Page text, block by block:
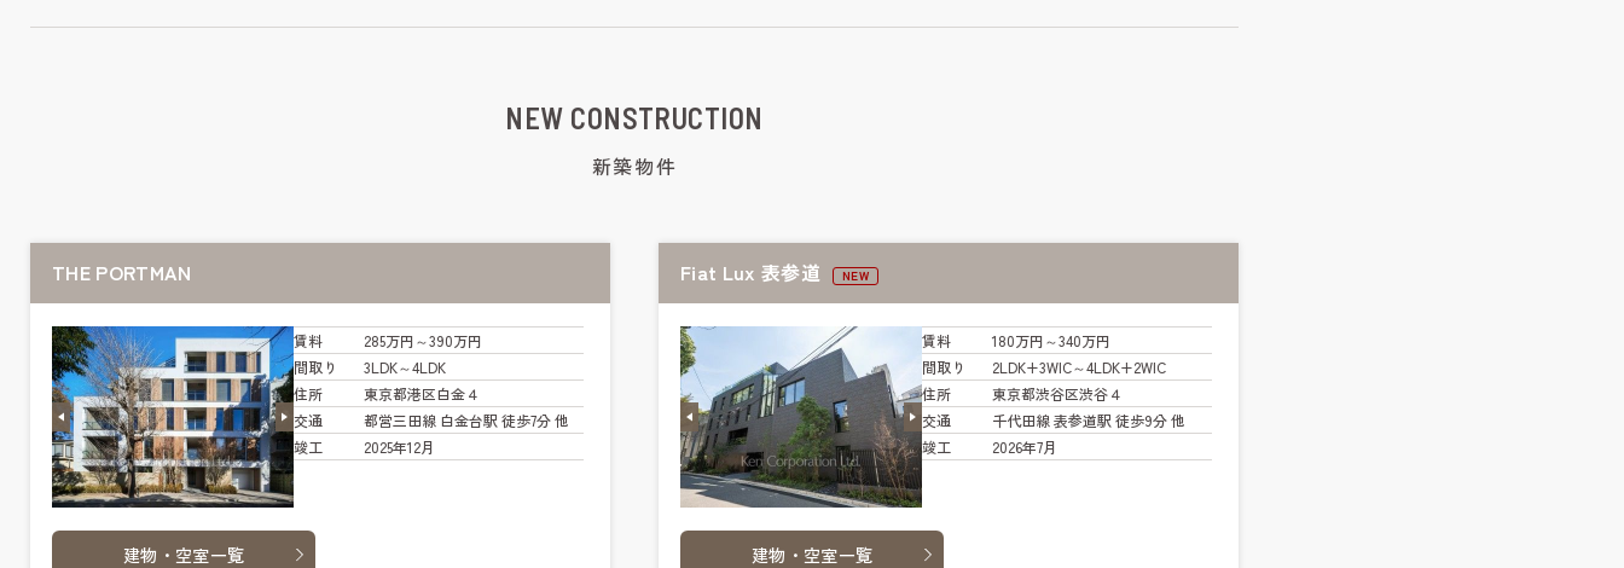
NEW CONSTRUCTION
新築物件
THE PORTMAN
賃料
285万円～390万円
間取り
3LDK～4LDK
住所
東京都港区白金４
交通
都営三田線 白金台駅 徒歩7分 他
竣工
2025年12月
建物・空室一覧
Fiat Lux 表参道 NEW
賃料
180万円～340万円
間取り
2LDK+3WIC～4LDK+2WIC
住所
東京都渋谷区渋谷４
交通
千代田線 表参道駅 徒歩9分 他
竣工
2026年7月
建物・空室一覧